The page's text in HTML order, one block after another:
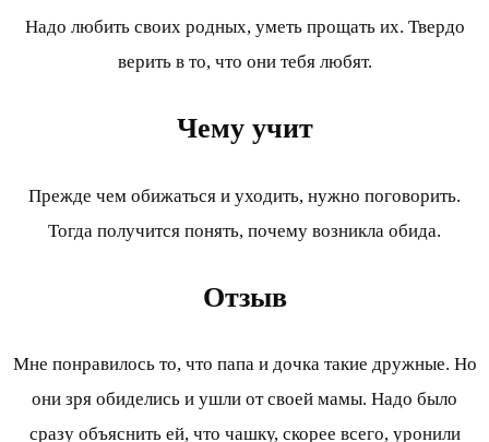
Надо любить своих родных, уметь прощать их. Твердо
верить в то, что они тебя любят.
Чему учит
Прежде чем обижаться и уходить, нужно поговорить.
Тогда получится понять, почему возникла обида.
Отзыв
Мне понравилось то, что папа и дочка такие дружные. Но
они зря обиделись и ушли от своей мамы. Надо было
сразу объяснить ей, что чашку, скорее всего, уронили